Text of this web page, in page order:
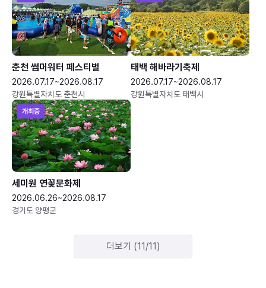
춘천 썸머워터 페스티벌
2026.07.17~2026.08.17
강원특별자치도 춘천시
태백 해바라기축제
2026.07.17~2026.08.17
강원특별자치도 태백시
개최중
세미원 연꽃문화제
2026.06.26~2026.08.17
경기도 양평군
더보기 (11/11)